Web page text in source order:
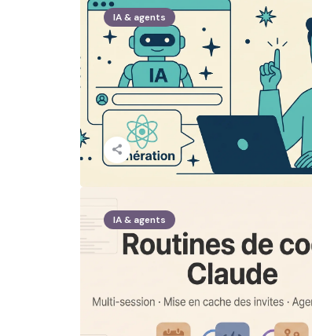
IA & agents
IA & agents